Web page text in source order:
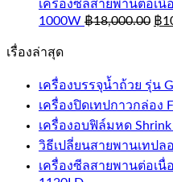
เครื่องซีลสายพานต่อเ
1000W ฿18,000.00 ฿
เรื่องล่าสุด
เครื่องบรรจุน้ำถ้วย รุ่น
เครื่องปิดเทปกาวกล่อง
เครื่องอบฟิล์มหด Shrink
วิธีเปลี่ยนสายพานเทปล
เครื่องซีลสายพานต่อเนื่